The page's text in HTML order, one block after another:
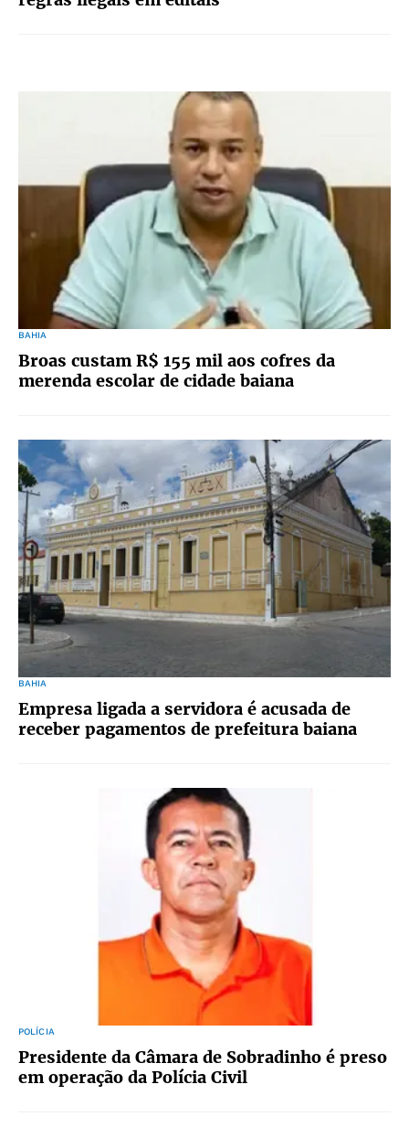
BAHIA
Broas custam R$ 155 mil aos cofres da
merenda escolar de cidade baiana
BAHIA
Empresa ligada a servidora é acusada de
receber pagamentos de prefeitura baiana
POLÍCIA
Presidente da Câmara de Sobradinho é preso
em operação da Polícia Civil